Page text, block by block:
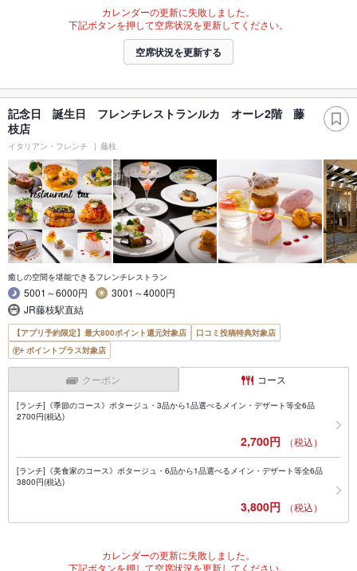
カレンダーの更新に失敗しました。
下記ボタンを押して空席状況を更新してください。
空席状況を更新する
記念日 誕生日 フレンチレストランルカ オーレ2階 藤
枝店
イタリアン・フレンチ 藤枝
癒しの空間を堪能できるフレンチレストラン
5001～6000円
3001～4000円
JR藤枝駅直結
【アプリ予約限定】最大800ポイント還元対象店
口コミ投稿特典対象店
ポイントプラス対象店
クーポン コース
[ランチ]《季節のコース》ポタージュ・3品から1品選べるメイン・デザート等全6品
2700円(税込)
2,700円 （税込）
[ランチ]《美食家のコース》ポタージュ・6品から1品選べるメイン・デザート等全6品
3800円(税込)
3,800円 （税込）
カレンダーの更新に失敗しました。
下記ボタンを押して空席状況を更新してください。